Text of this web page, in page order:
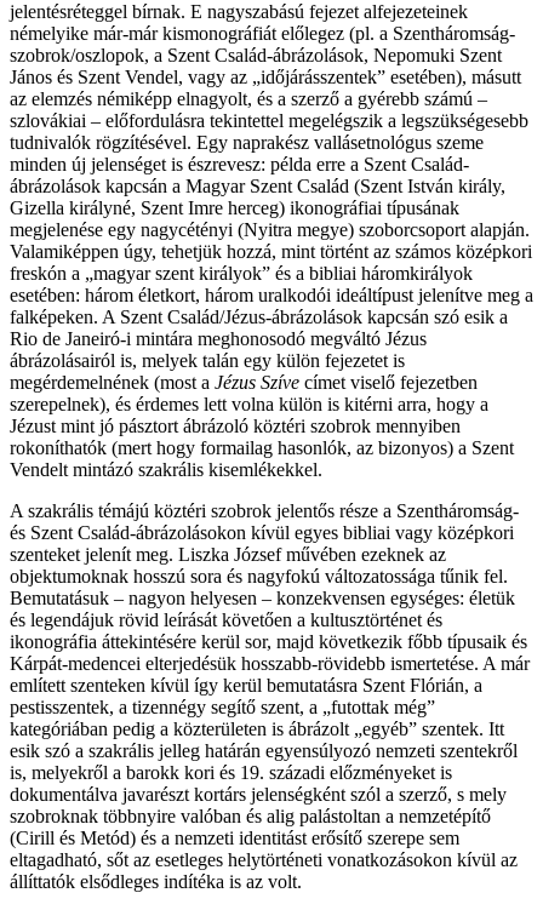
jelentésréteggel bírnak. E nagyszabású fejezet alfejezeteinek
némelyike már-már kismonográfiát előlegez (pl. a Szentháromság-
szobrok/oszlopok, a Szent Család-ábrázolások, Nepomuki Szent
János és Szent Vendel, vagy az „időjárásszentek” esetében), másutt
az elemzés némiképp elnagyolt, és a szerző a gyérebb számú –
szlovákiai – előfordulásra tekintettel megelégszik a legszükségesebb
tudnivalók rögzítésével. Egy naprakész vallásetnológus szeme
minden új jelenséget is észrevesz: példa erre a Szent Család-
ábrázolások kapcsán a Magyar Szent Család (Szent István király,
Gizella királyné, Szent Imre herceg) ikonográfiai típusának
megjelenése egy nagycétényi (Nyitra megye) szoborcsoport alapján.
Valamiképpen úgy, tehetjük hozzá, mint történt az számos középkori
freskón a „magyar szent királyok” és a bibliai háromkirályok
esetében: három életkort, három uralkodói ideáltípust jelenítve meg a
falképeken. A Szent Család/Jézus-ábrázolások kapcsán szó esik a
Rio de Janeiró-i mintára meghonosodó megváltó Jézus
ábrázolásairól is, melyek talán egy külön fejezetet is
megérdemelnének (most a Jézus Szíve címet viselő fejezetben
szerepelnek), és érdemes lett volna külön is kitérni arra, hogy a
Jézust mint jó pásztort ábrázoló köztéri szobrok mennyiben
rokoníthatók (mert hogy formailag hasonlók, az bizonyos) a Szent
Vendelt mintázó szakrális kisemlékekkel.
A szakrális témájú köztéri szobrok jelentős része a Szentháromság-
és Szent Család-ábrázolásokon kívül egyes bibliai vagy középkori
szenteket jelenít meg. Liszka József művében ezeknek az
objektumoknak hosszú sora és nagyfokú változatossága tűnik fel.
Bemutatásuk – nagyon helyesen – konzekvensen egységes: életük
és legendájuk rövid leírását követően a kultusztörténet és
ikonográfia áttekintésére kerül sor, majd következik főbb típusaik és
Kárpát-medencei elterjedésük hosszabb-rövidebb ismertetése. A már
említett szenteken kívül így kerül bemutatásra Szent Flórián, a
pestisszentek, a tizennégy segítő szent, a „futottak még”
kategóriában pedig a közterületen is ábrázolt „egyéb” szentek. Itt
esik szó a szakrális jelleg határán egyensúlyozó nemzeti szentekről
is, melyekről a barokk kori és 19. századi előzményeket is
dokumentálva javarészt kortárs jelenségként szól a szerző, s mely
szobroknak többnyire valóban és alig palástoltan a nemzetépítő
(Cirill és Metód) és a nemzeti identitást erősítő szerepe sem
eltagadható, sőt az esetleges helytörténeti vonatkozásokon kívül az
állíttatók elsődleges indítéka is az volt.